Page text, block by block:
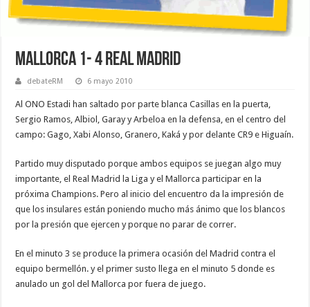
Mallorca 1- 4 Real Madrid
debateRM 6 mayo 2010
Al ONO Estadi han saltado por parte blanca Casillas en la puerta,
Sergio Ramos, Albiol, Garay y Arbeloa en la defensa, en el centro del
campo: Gago, Xabi Alonso, Granero, Kaká y por delante CR9 e Higuaín.
Partido muy disputado porque ambos equipos se juegan algo muy
importante, el Real Madrid la Liga y el Mallorca participar en la
próxima Champions. Pero al inicio del encuentro da la impresión de
que los insulares están poniendo mucho más ánimo que los blancos
por la presión que ejercen y porque no parar de correr.
En el minuto 3 se produce la primera ocasión del Madrid contra el
equipo bermellón. y el primer susto llega en el minuto 5 donde es
anulado un gol del Mallorca por fuera de juego.